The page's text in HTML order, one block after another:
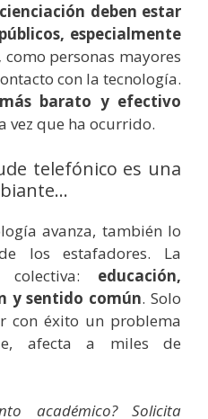
deben estar
especialmente
como personas mayores
con la tecnología.
barato y efectivo
vez que ha ocurrido.
telefónico es una
avanza, también lo
los estafadores. La
colectiva: educación,
y sentido común. Solo
con éxito un problema
afecta a miles de
académico? Solicita